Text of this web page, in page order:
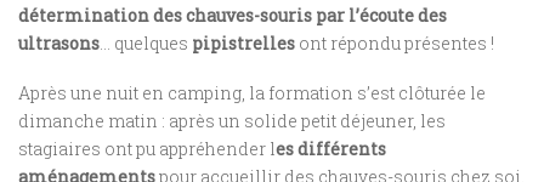
détermination des chauves-souris par l’écoute des
ultrasons… quelques pipistrelles ont répondu présentes !
Après une nuit en camping, la formation s’est clôturée le
dimanche matin : après un solide petit déjeuner, les
stagiaires ont pu appréhender les différents
aménagementspour accueillir des chauves-souris chez soi.